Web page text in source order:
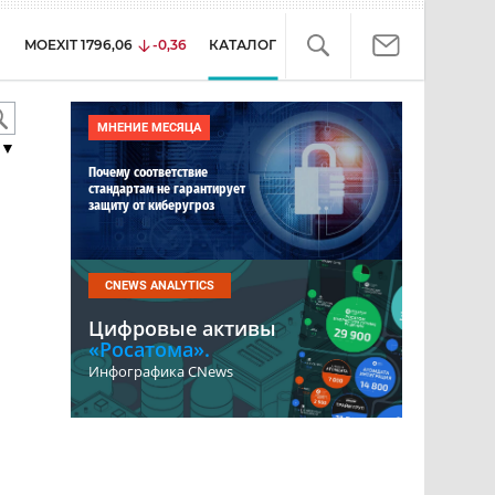
MOEXIT 1796,06 -0,36 КАТАЛОГ
▼
МНЕНИЕ МЕСЯЦА
Почему соответствие
стандартам не гарантирует
защиту от киберугроз
CNEWS ANALYTICS
Цифровые активы
«Росатома».
Инфографика CNews